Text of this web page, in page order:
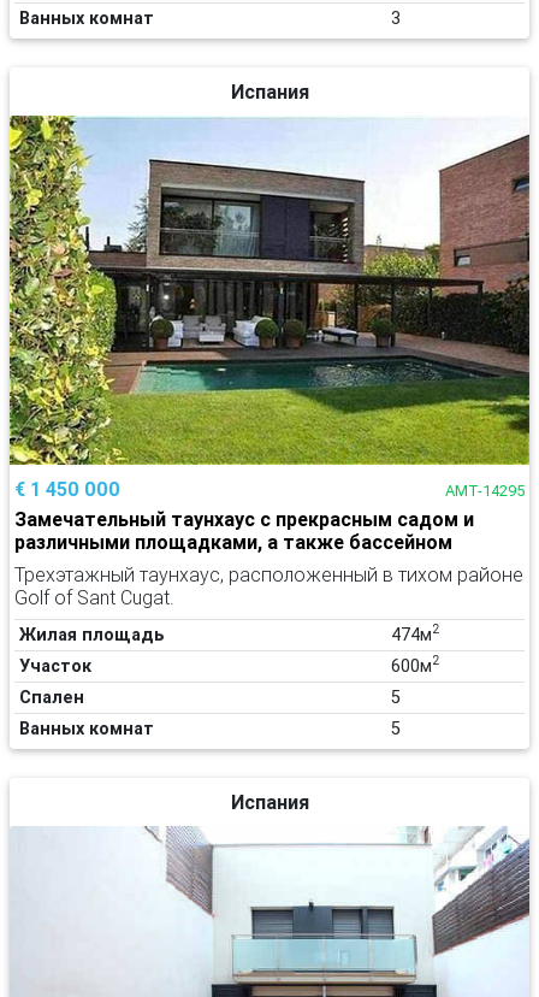
Ванных комнат
3
Испания
€ 1 450 000 AMT-14295
Замечательный таунхаус с прекрасным садом и
различными площадками, а также бассейном
Трехэтажный таунхаус, расположенный в тихом районе
Golf of Sant Cugat.
Жилая площадь 474м2
Участок 600м2
Спален
5
Ванных комнат
5
Испания